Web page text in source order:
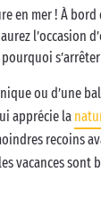
en mer ! À bord
l’occasion
ou d’une
apprécie la
recoins
vacances sont